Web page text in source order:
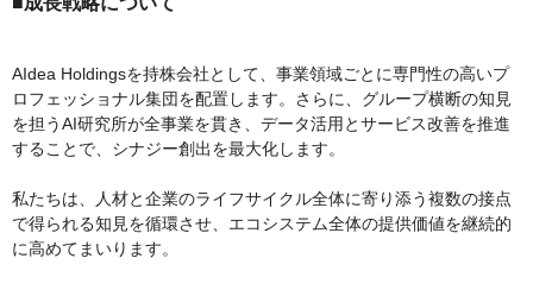
AIdea Holdingsを持株会社として、事業領域ごとに専門性の高いプ
ロフェッショナル集団を配置します。さらに、グループ横断の知見
を担うAI研究所が全事業を貫き、データ活用とサービス改善を推進
することで、シナジー創出を最大化します。
私たちは、人材と企業のライフサイクル全体に寄り添う複数の接点
で得られる知見を循環させ、エコシステム全体の提供価値を継続的
に高めてまいります。